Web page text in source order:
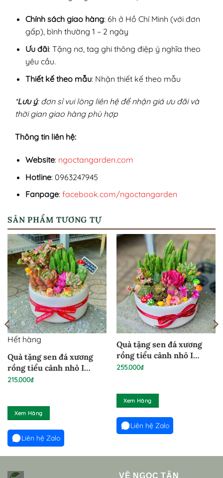
Chính sách giao hàng: 6h ở Hồ Chí Minh (với đơn
gấp), bình thường 1 – 2 ngày
Ưu đãi: Tặng nơ, tag ghi thông điệp ý nghĩa theo
yêu cầu.
Thiết kế theo mẫu: Nhận thiết kế theo mẫu
*Lưu ý: đơn sỉ vui lòng liên hệ để nhận giá ưu đãi và
thời gian giao hàng phù hợp
Thông tin liên hệ:
Website: ngoctangarden.com
Hotline: 0963247945
Fanpage: facebook.com/ngoctangarden
SẢN PHẨM TƯƠNG TỰ
Hết hàng
Quà tặng sen đá xương
rồng tiểu cảnh nhỏ I
24022631
215.000₫
Xem Hàng
Liên hệ Zalo
Quà tặng sen đá xương
rồng tiểu cảnh nhỏ I
24022633
255.000₫
Xem Hàng
Liên hệ Zalo
VỀ NGỌC TÂN